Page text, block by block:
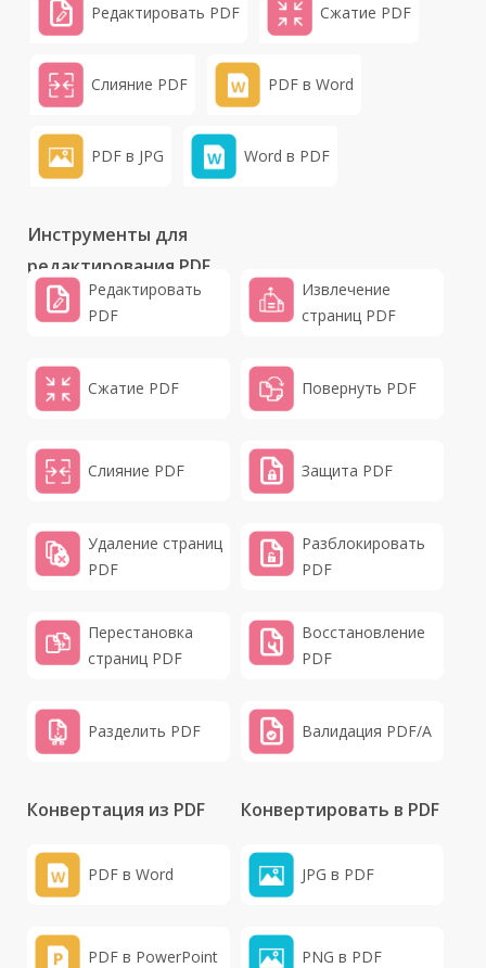
Редактировать PDF Сжатие PDF
Слияние PDF PDF в Word
PDF в JPG Word в PDF
Инструменты для
редактирования PDF
Редактировать
PDF
Сжатие PDF
Слияние PDF
Удаление страниц
PDF
Перестановка
страниц PDF
Разделить PDF
Извлечение
страниц PDF
Повернуть PDF
Защита PDF
Разблокировать
PDF
Восстановление
PDF
Валидация PDF/A
Конвертация из PDF
PDF в Word
PDF в PowerPoint
Конвертировать в PDF
JPG в PDF
PNG в PDF